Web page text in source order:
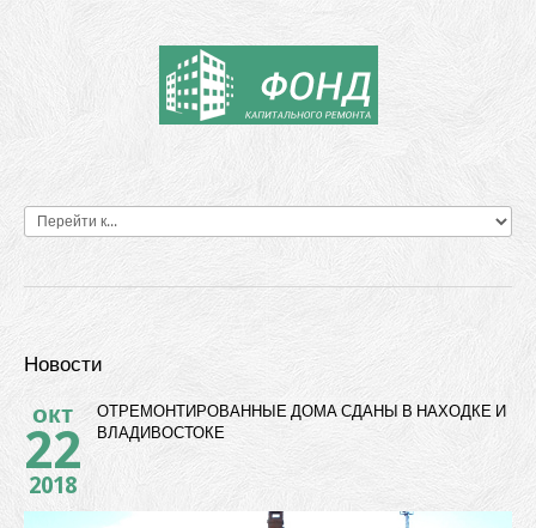
Новости
окт
22
2018
ОТРЕМОНТИРОВАННЫЕ ДОМА СДАНЫ В НАХОДКЕ И
ВЛАДИВОСТОКЕ